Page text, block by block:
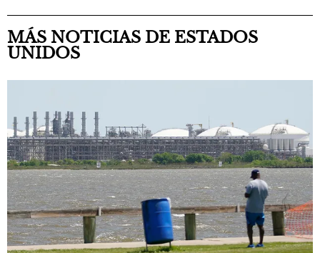
MÁS NOTICIAS DE ESTADOS
UNIDOS